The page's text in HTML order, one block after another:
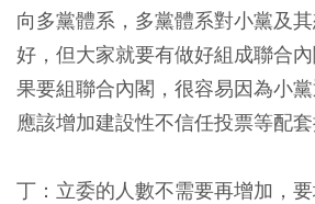
向多黨體系，多黨體系對小黨及
好，但大家就要有做好組成聯合
果要組聯合內閣，很容易因為小黨
應該增加建設性不信任投票等配套
丁：立委的人數不需要再增加，